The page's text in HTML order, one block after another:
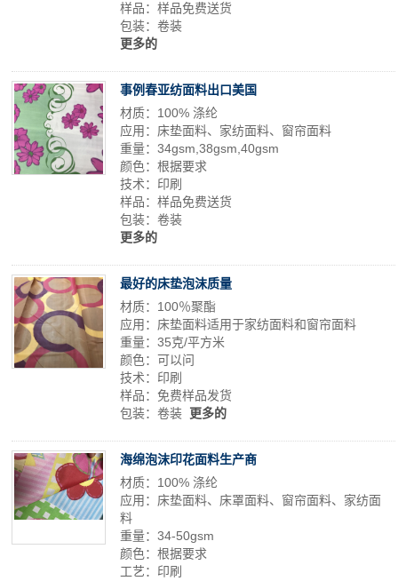
样品：样品免费送货
包装：卷装
更多的
事例春亚纺面料出口美国
材质：100% 涤纶
应用：床垫面料、家纺面料、窗帘面料
重量：34gsm,38gsm,40gsm
颜色：根据要求
技术：印刷
样品：样品免费送货
包装：卷装
更多的
最好的床垫泡沫质量
材质：100％聚酯
应用：床垫面料适用于家纺面料和窗帘面料
重量：35克/平方米
颜色：可以问
技术：印刷
样品：免费样品发货
包装：卷装 更多的
海绵泡沫印花面料生产商
材质：100% 涤纶
应用：床垫面料、床罩面料、窗帘面料、家纺面
料
重量：34-50gsm
颜色：根据要求
工艺：印刷